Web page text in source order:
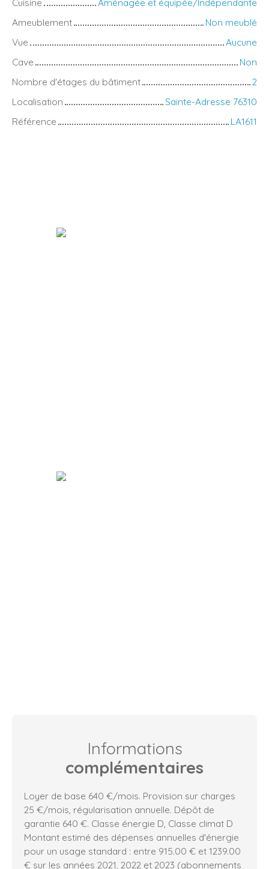
Ameublement
Non meublé
Vue
Aucune
Cave
Non
Nombre d'étages du bâtiment
2
Localisation
Sainte-Adresse 76310
Référence
LA1611
Informations
complémentaires
Loyer de base 640 €/mois. Provision sur charges
25 €/mois, régularisation annuelle. Dépôt de
garantie 640 €. Classe énergie D, Classe climat D
Montant estimé des dépenses annuelles d'énergie
pour un usage standard : entre 915.00 € et 1239.00
€ sur les années 2021, 2022 et 2023 (abonnements